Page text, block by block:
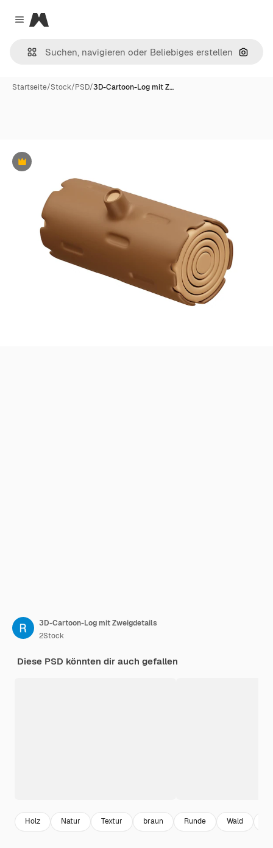
Close menu
Magnific
Nach
Startseite/Stock/PSD/3D-Cartoon-Log mit Z…
Premium
3D-Cartoon-Log mit Zweigdetails
2Stock
Diese PSD könnten dir auch gefallen
Holz Natur Textur braun Runde Wald